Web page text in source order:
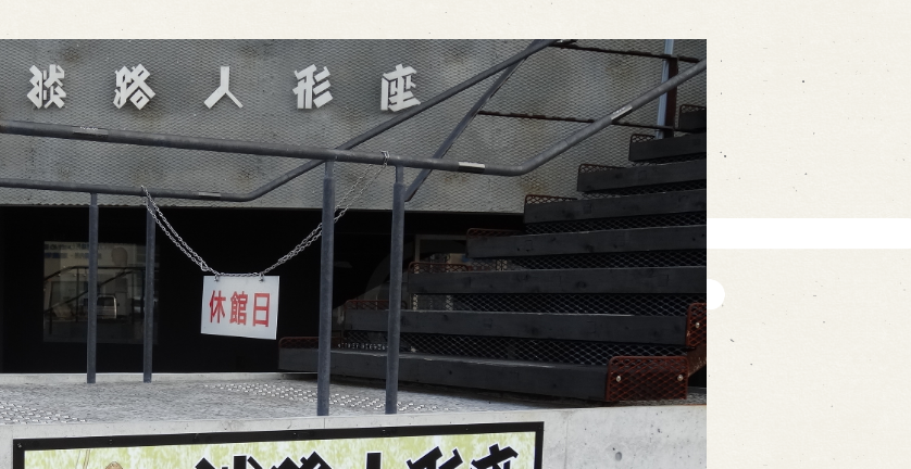
※株式会社うずのくに南あわじの求人情報ページへ移動します
関連施設
通販サイトうずのくに
道の駅うずしお
うずの丘大鳴門橋記念館